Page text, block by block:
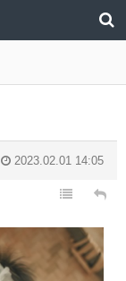
2023.02.01 14:05